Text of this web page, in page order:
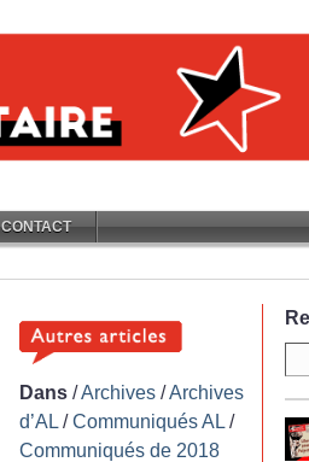
CONTACT
Dans /Archives /Archives
d’AL /Communiqués AL /
Communiqués de 2018